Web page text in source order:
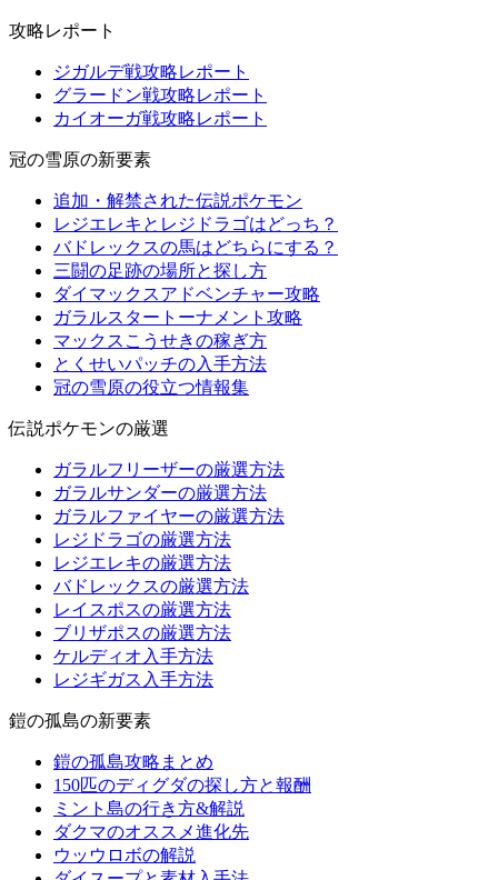
攻略レポート
ジガルデ戦攻略レポート
グラードン戦攻略レポート
カイオーガ戦攻略レポート
冠の雪原の新要素
追加・解禁された伝説ポケモン
レジエレキとレジドラゴはどっち？
バドレックスの馬はどちらにする？
三闘の足跡の場所と探し方
ダイマックスアドベンチャー攻略
ガラルスタートーナメント攻略
マックスこうせきの稼ぎ方
とくせいパッチの入手方法
冠の雪原の役立つ情報集
伝説ポケモンの厳選
ガラルフリーザーの厳選方法
ガラルサンダーの厳選方法
ガラルファイヤーの厳選方法
レジドラゴの厳選方法
レジエレキの厳選方法
バドレックスの厳選方法
レイスポスの厳選方法
ブリザポスの厳選方法
ケルディオ入手方法
レジギガス入手方法
鎧の孤島の新要素
鎧の孤島攻略まとめ
150匹のディグダの探し方と報酬
ミント島の行き方&解説
ダクマのオススメ進化先
ウッウロボの解説